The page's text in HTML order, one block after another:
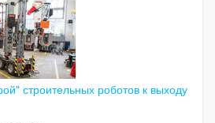
строительных роботов к выходу